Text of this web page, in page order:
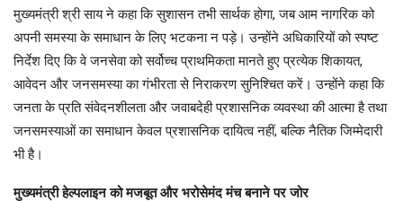
मुख्यमंत्री श्री साय ने कहा कि सुशासन तभी सार्थक होगा, जब आम नागरिक को
अपनी समस्या के समाधान के लिए भटकना न पड़े। उन्होंने अधिकारियों को स्पष्ट
निर्देश दिए कि वे जनसेवा को सर्वोच्च प्राथमिकता मानते हुए प्रत्येक शिकायत,
आवेदन और जनसमस्या का गंभीरता से निराकरण सुनिश्चित करें। उन्होंने कहा कि
जनता के प्रति संवेदनशीलता और जवाबदेही प्रशासनिक व्यवस्था की आत्मा है तथा
जनसमस्याओं का समाधान केवल प्रशासनिक दायित्व नहीं, बल्कि नैतिक जिम्मेदारी
भी है।
मुख्यमंत्री हेल्पलाइन को मजबूत और भरोसेमंद मंच बनाने पर जोर